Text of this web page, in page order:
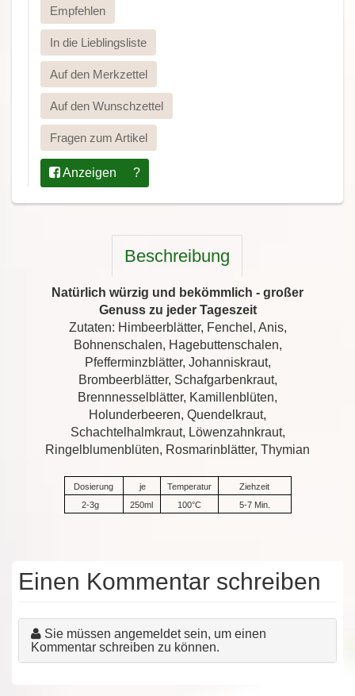
Empfehlen
In die Lieblingsliste
Auf den Merkzettel
Auf den Wunschzettel
Fragen zum Artikel
Anzeigen ?
Beschreibung
Natürlich würzig und bekömmlich - großer
Genuss zu jeder Tageszeit
Zutaten: Himbeerblätter, Fenchel, Anis,
Bohnenschalen, Hagebuttenschalen,
Pfefferminzblätter, Johanniskraut,
Brombeerblätter, Schafgarbenkraut,
Brennnesselblätter, Kamillenblüten,
Holunderbeeren, Quendelkraut,
Schachtelhalmkraut, Löwenzahnkraut,
Ringelblumenblüten, Rosmarinblätter, Thymian
Dosierung je Temperatur
Ziehzeit
2-3g
250ml 100°C 5-7 Min.
Einen Kommentar schreiben
Sie müssen angemeldet sein, um einen
Kommentar schreiben zu können.